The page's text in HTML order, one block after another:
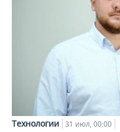
Технологии 31 июл, 00:00